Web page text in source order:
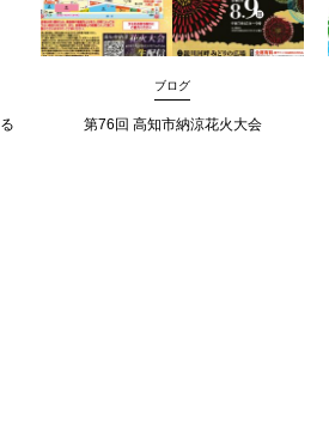
ブログ
第76回 高知市納涼花火大会